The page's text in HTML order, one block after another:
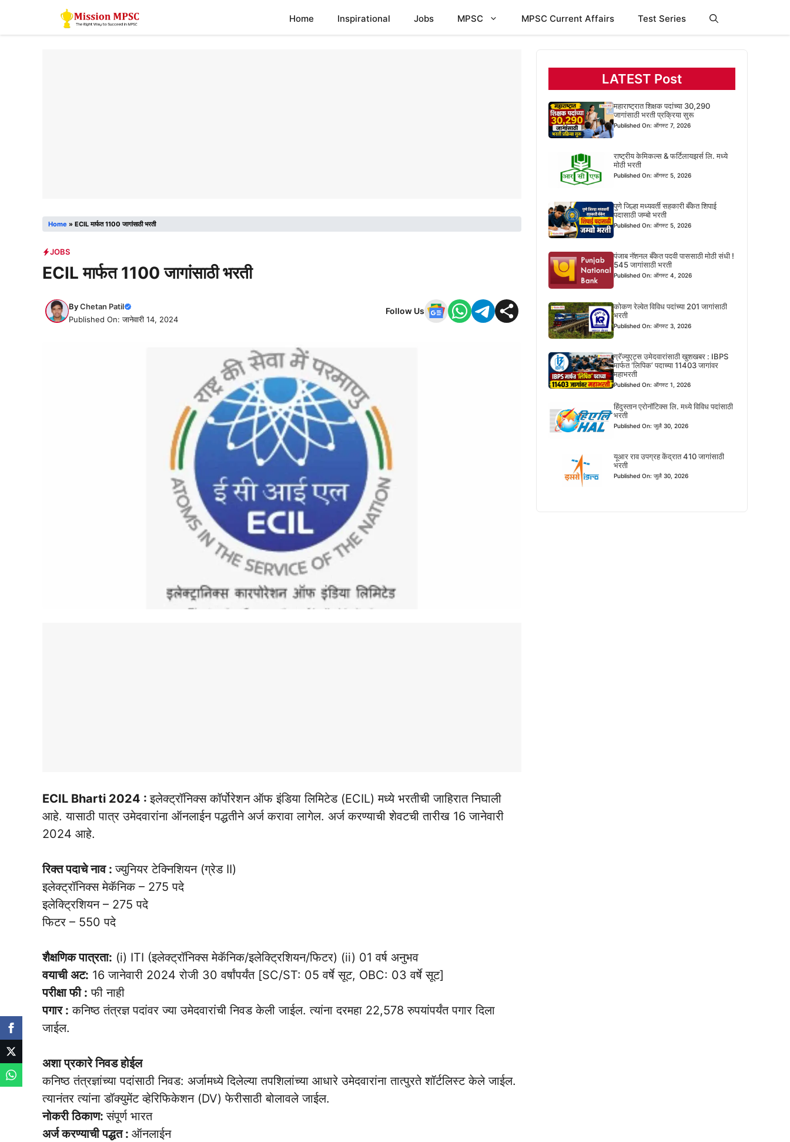
Home Inspirational Jobs MPSC MPSC Current Affairs Test Series
Home » ECIL मार्फत 1100 जागांसाठी भरती
JOBS
ECIL मार्फत 1100 जागांसाठी भरती
ByChetan Patil
Published On: जानेवारी 14, 2024
Follow Us
ECIL Bharti 2024 :इलेक्ट्रॉनिक्स कॉर्पोरेशन ऑफ इंडिया लिमिटेड (ECIL) मध्ये भरतीची जाहिरात निघाली
आहे. यासाठी पात्र उमेदवारांना ऑनलाईन पद्धतीने अर्ज करावा लागेल. अर्ज करण्याची शेवटची तारीख 16 जानेवारी
2024 आहे.
रिक्त पदाचे नाव :ज्युनियर टेक्निशियन (ग्रेड II)
इलेक्ट्रॉनिक्स मेकॅनिक – 275 पदे
इलेक्ट्रिशियन – 275 पदे
फिटर – 550 पदे
शैक्षणिक पात्रता: (i) ITI (इलेक्ट्रॉनिक्स मेकॅनिक/इलेक्ट्रिशियन/फिटर) (ii) 01 वर्ष अनुभव
वयाची अट: 16 जानेवारी 2024 रोजी 30 वर्षांपर्यंत [SC/ST: 05 वर्षे सूट, OBC: 03 वर्षे सूट]
परीक्षा फी : फी नाही
पगार : कनिष्ठ तंत्रज्ञ पदांवर ज्या उमेदवारांची निवड केली जाईल. त्यांना दरमहा 22,578 रुपयांपर्यंत पगार दिला
जाईल.
अशा प्रकारे निवड होईल
कनिष्ठ तंत्रज्ञांच्या पदांसाठी निवड: अर्जामध्ये दिलेल्या तपशिलांच्या आधारे उमेदवारांना तात्पुरते शॉर्टलिस्ट केले जाईल.
त्यानंतर त्यांना डॉक्युमेंट व्हेरिफिकेशन (DV) फेरीसाठी बोलावले जाईल.
नोकरी ठिकाण:संपूर्ण भारत
अर्ज करण्याची पद्धत : ऑनलाईन
LATEST Post
महाराष्ट्रात शिक्षक पदांच्या 30,290
जागांसाठी भरती प्रक्रिया सुरू
Published On: ऑगस्ट 7, 2026
राष्ट्रीय केमिकल्स & फर्टिलायझर्स लि. मध्ये
मोठी भरती
Published On: ऑगस्ट 5, 2026
पुणे जिल्हा मध्यवर्ती सहकारी बँकेत शिपाई
पदासाठी जम्बो भरती
Published On: ऑगस्ट 5, 2026
पंजाब नॅशनल बँकेत पदवी पाससाठी मोठी संधी !
545 जागांसाठी भरती
Published On: ऑगस्ट 4, 2026
कोकण रेल्वेत विविध पदांच्या 201 जागांसाठी
भरती
Published On: ऑगस्ट 3, 2026
ग्रॅज्युएट्स उमेदवारांसाठी खुशखबर : IBPS
मार्फत ‘लिपिक’ पदाच्या 11403 जागांवर
महाभरती
Published On: ऑगस्ट 1, 2026
हिंदुस्तान एरोनॉटिक्स लि. मध्ये विविध पदांसाठी
भरती
Published On: जुलै 30, 2026
यूआर राव उपग्रह केंद्रात 410 जागांसाठी
भरती
Published On: जुलै 30, 2026